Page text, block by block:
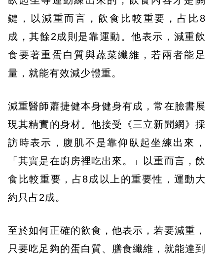
鍵，以減重而言，飲食比較重要，占比8
成，其餘2成則是靠運動。他表示，減重飲
食要著重蛋白質與蔬菜纖維，若兩者能足
量，就能有效減少體重。
減重醫師蕭捷健本身健身有成，常在臉書展
現其精實的身材。他接受《三立新聞網》採
訪時表示，腹肌不是靠仰臥起坐練出來，
「其實是在廚房裡吃出來。」以重而言，飲
食比較重要，占8成以上的重要性，運動大
約只占2成。
至於如何正確的飲食，他表示，若要減重，
只要吃足夠的蛋白質、膳食纖維，就能達到